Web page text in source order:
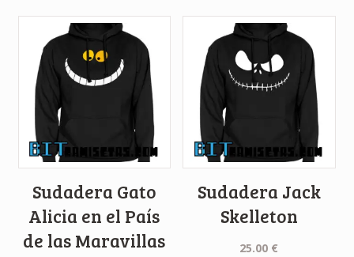
Sudadera Gato
Alicia en el País
de las Maravillas
Sudadera Jack
Skelleton
25.00 €